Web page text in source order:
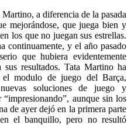
a diferencia de la pasada
mejorándose, que juega bien y
los que no juegan sus estrellas.
continuamente, y el año pasado
que hubiera evidentemente
resultados. Tata Martino ha
modulo de juego del Barça,
nuevas soluciones de juego y
aunque sin los
de ayer dejó en la primera parte
el banquillo, pero no resultó